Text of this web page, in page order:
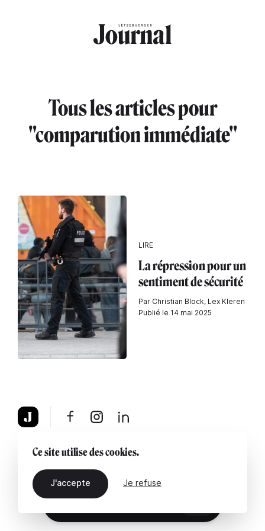
Tous les articles pour
"comparution immédiate"
LIRE
La répression pour un
sentiment de sécurité
Par Christian Block, Lex Kleren
Publié le 14 mai 2025
À propos Mentions légales Contactez-nous
Ce site utilise des cookies.
J'accepte Je refuse